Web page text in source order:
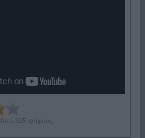
. Από 325 ψήφους.